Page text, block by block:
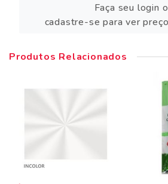
Faça seu login
cadastre-se para ver
Produtos Relacionados